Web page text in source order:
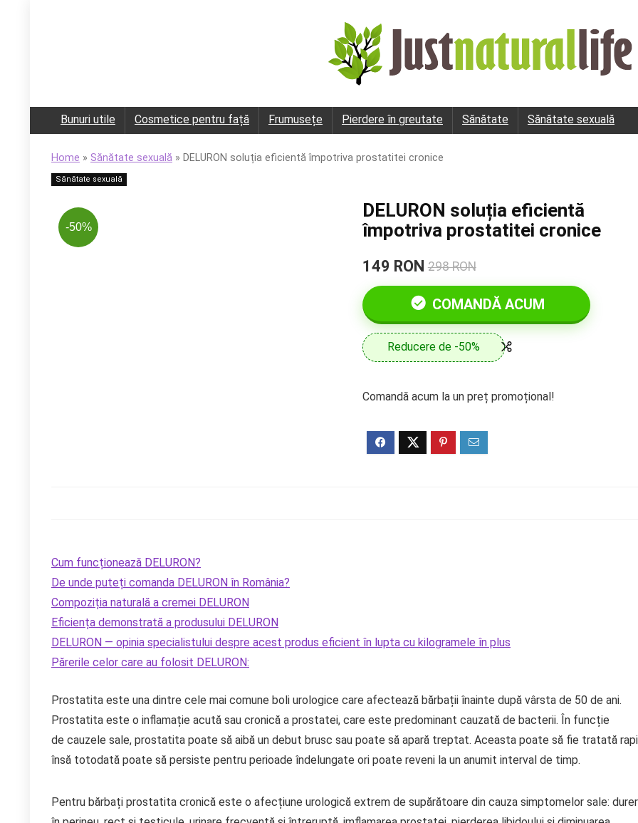
Bunuri utile Cosmetice pentru față Frumusețe Pierdere în greutate Sănătate Sănătate sexuală
Home » Sănătate sexuală » DELURON soluția eficientă împotriva prostatitei cronice
Sănătate sexuală
-50%
DELURON soluția eficientă
împotriva prostatitei cronice
149 RON 298 RON
COMANDĂ ACUM
Reducere de -50%
Comandă acum la un preț promoțional!
Cum funcționează DELURON?
De unde puteți comanda DELURON în România?
Compoziția naturală a cremei DELURON
Eficiența demonstrată a produsului DELURON
DELURON — opinia specialistului despre acest produs eficient în lupta cu kilogramele în plus
Părerile celor care au folosit DELURON:
Prostatita este una dintre cele mai comune boli urologice care afectează bărbații înainte după vârsta de 50 de ani.
Prostatita este o inflamație acută sau cronică a prostatei, care este predominant cauzată de bacterii. În funcție
de cauzele sale, prostatita poate să aibă un debut brusc sau poate să apară treptat. Aceasta poate să fie tratată
însă totodată poate să persiste pentru perioade îndelungate ori poate reveni la un anumit interval de timp.
Pentru bărbați prostatita cronică este o afecțiune urologică extrem de supărătoare din cauza simptomelor sale: